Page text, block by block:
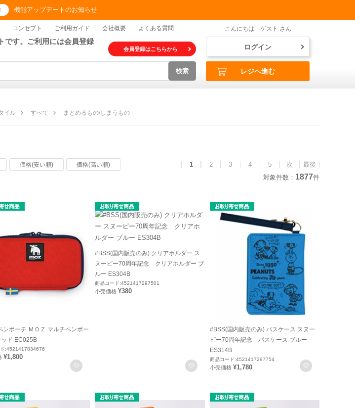
機能アップデートのお知らせ
コンセプト ご利用ガイド 会社概要 よくある質問
です。ご利用には会員登録
会員登録はこちらから
検索
こんにちは ゲスト さん
ログイン
レジへ進む
イル すべて まとめるもの/しまうもの
価格(安い順) 価格(高い順) 1 2 3 4 5 次
最後
対象件数： 1877件
登録
ンポーチ ＭＯＺ マルチペンポー
ド EC025B
:4521417834676
¥1,800
#BSS(国内販売のみ) クリアホルダー ス
ヌーピー70周年記念 クリアホルダー ブ
ルー ES304B
商品コード:4521417297501
小売価格 ¥380
お気に入りに登録
#BSS(国内販売のみ) パスケース スヌー
ピー70周年記念 パスケース ブルー
ES314B
商品コード:4521417297754
小売価格 ¥1,780